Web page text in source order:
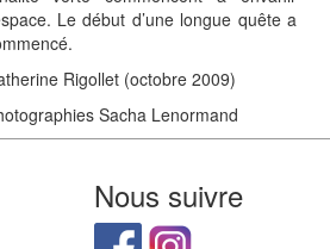
Le début d’une longue quête a
Rigollet (octobre 2009)
Sacha Lenormand
Nous suivre